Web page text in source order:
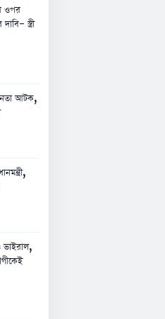
ওপর
স্ত্রী
আটক,
ভাইরাল,